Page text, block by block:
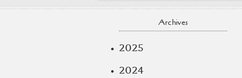
Archives
2025
2024